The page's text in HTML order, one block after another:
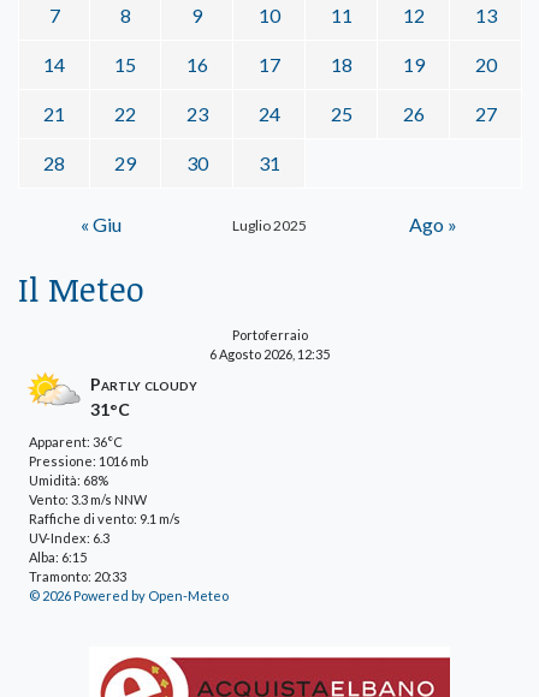
Luglio 2025
7 8 9 10 11 12 13
14 15 16 17 18 19 20
21 22 23 24 25 26 27
28 29 30 31
« Giu Ago »
Il Meteo
Portoferraio
6 Agosto 2026, 12:35
Partly cloudy
31°C
Apparent: 36°C
Pressione: 1016 mb
Umidità: 68%
Vento: 3.3 m/s NNW
Raffiche di vento: 9.1 m/s
UV-Index: 6.3
Alba: 6:15
Tramonto: 20:33
© 2026 Powered by Open-Meteo